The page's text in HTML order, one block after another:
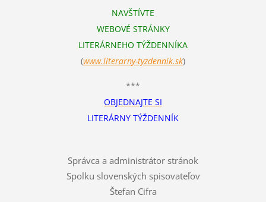
NAVŠTÍVTE
WEBOVÉ STRÁNKY
LITERÁRNEHO TÝŽDENNÍKA
(www.literarny-tyzdennik.sk)
***
OBJEDNAJTE SI
LITERÁRNY TÝŽDENNÍK
Správca a administrátor stránok
Spolku slovenských spisovateľov
Štefan Cifra